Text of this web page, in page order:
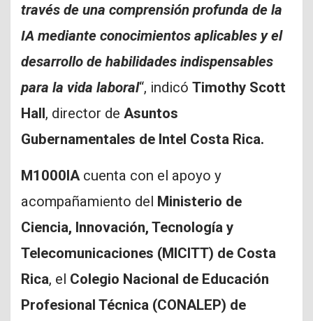
través de una comprensión profunda de la
IA mediante conocimientos aplicables y el
desarrollo de habilidades indispensables
para la vida laboral“, indicó Timothy Scott
Hall, director de Asuntos
Gubernamentales de Intel Costa Rica.
M1000IAcuenta con el apoyo y
acompañamiento del Ministerio de
Ciencia, Innovación, Tecnología y
Telecomunicaciones (MICITT) de Costa
Rica, el Colegio Nacional de Educación
Profesional Técnica (CONALEP) de